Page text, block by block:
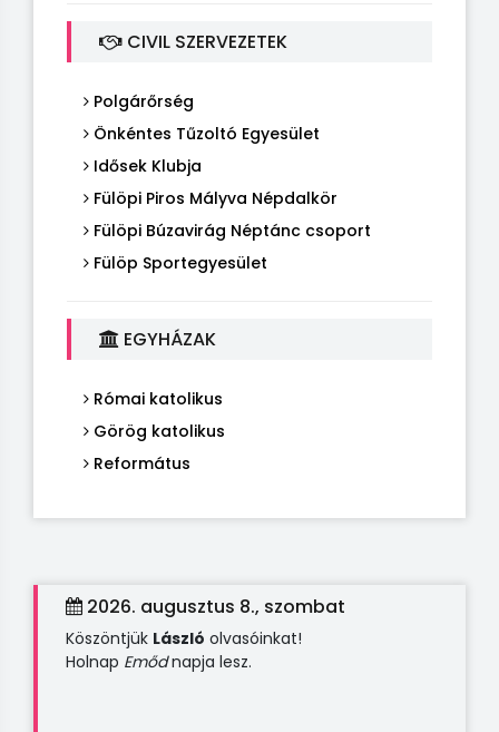
CIVIL SZERVEZETEK
Polgárőrség
Önkéntes Tűzoltó Egyesület
Idősek Klubja
Fülöpi Piros Mályva Népdalkör
Fülöpi Búzavirág Néptánc csoport
Fülöp Sportegyesület
EGYHÁZAK
Római katolikus
Görög katolikus
Református
2026. augusztus 8., szombat
Köszöntjük László olvasóinkat!
Holnap Emődnapja lesz.